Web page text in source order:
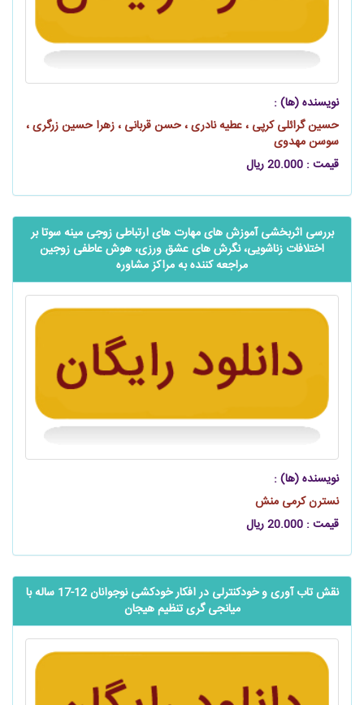
نویسنده (ها) :
حسین گرائلی کرپی ، عطیه نادری ، حسن قربانی ، زهرا حسین زرگری ،
سوسن مهدوی
قیمت : 20.000 ریال
بررسی اثربخشی آموزش های مهارت های ارتباطی زوجی مینه سوتا بر
اختلافات زناشویی، نگرش های عشق ورزی، هوش عاطفی زوجین
مراجعه کننده به مراکز مشاوره
نویسنده (ها) :
نسترن کرمی منش
قیمت : 20.000 ریال
نقش تاب آوری و خودکنترلی در افکار خودکشی نوجوانان 12-17 ساله با
میانجی گری تنظیم هیجان